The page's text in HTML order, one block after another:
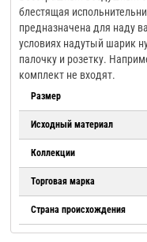
блестящая
предназначена для наду
условиях надутый шарик
палочку и розетку.
комплект не входят.
Размер
Исходный материал
Коллекции
Торговая марка
Страна происхождения